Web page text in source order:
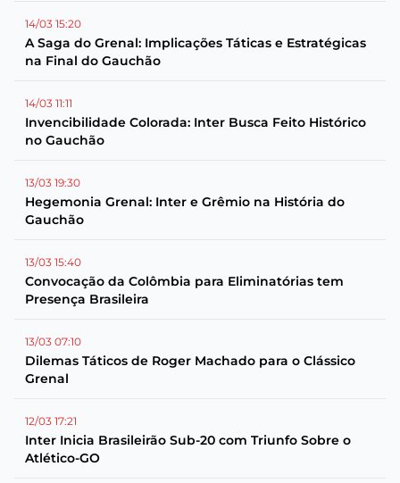
14/03 15:20
A Saga do Grenal: Implicações Táticas e Estratégicas
na Final do Gauchão
14/03 11:11
Invencibilidade Colorada: Inter Busca Feito Histórico
no Gauchão
13/03 19:30
Hegemonia Grenal: Inter e Grêmio na História do
Gauchão
13/03 15:40
Convocação da Colômbia para Eliminatórias tem
Presença Brasileira
13/03 07:10
Dilemas Táticos de Roger Machado para o Clássico
Grenal
12/03 17:21
Inter Inicia Brasileirão Sub-20 com Triunfo Sobre o
Atlético-GO